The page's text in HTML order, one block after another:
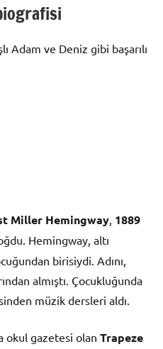
Adam ve Deniz gibi başarılı
Miller Hemingway 1889
Hemingway, altı
birisiydi. Adını,
almıştı. Çocukluğunda
müzik dersleri aldı.
okul gazetesi olan Trapeze